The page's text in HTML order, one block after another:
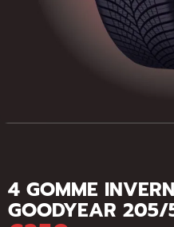
4 GOMME
GOODYEAR 205/